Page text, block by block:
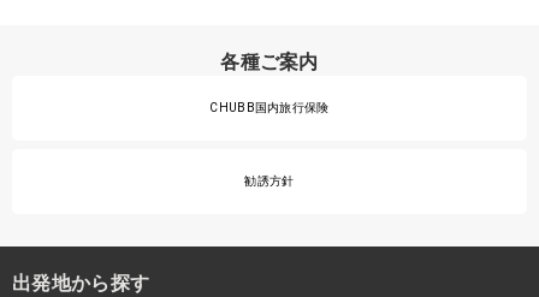
各種ご案内
CHUBB国内旅行保険
勧誘方針
出発地から探す